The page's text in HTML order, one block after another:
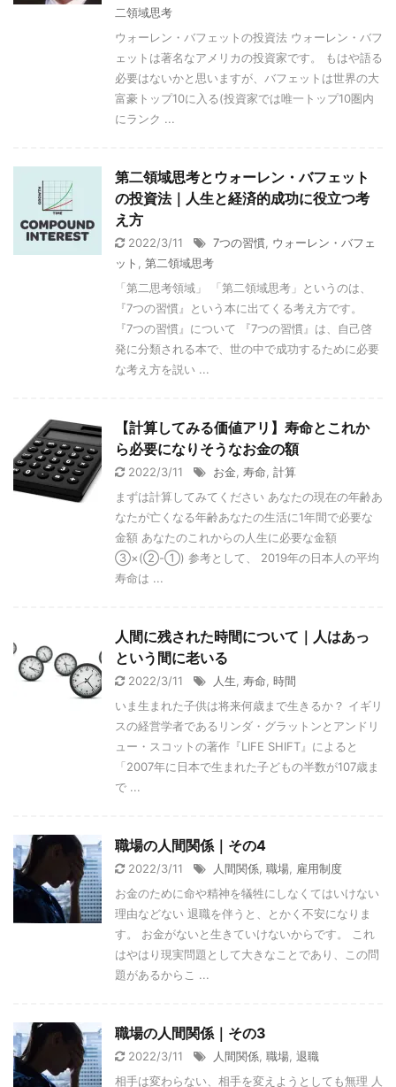
二領域思考
ウォーレン・バフェットの投資法 ウォーレン・バフ
ェットは著名なアメリカの投資家です。 もはや語る
必要はないかと思いますが、バフェットは世界の大
富豪トップ10に入る(投資家では唯一トップ10圏内
にランク ...
第二領域思考とウォーレン・バフェット
の投資法｜人生と経済的成功に役立つ考
え方
2022/3/11 7つの習慣 ウォーレン・バフェ
ット
第二領域思考
「第二思考領域」 「第二領域思考」というのは、
『7つの習慣』という本に出てくる考え方です。
『7つの習慣』について 『7つの習慣』は、自己啓
発に分類される本で、世の中で成功するために必要
な考え方を説い ...
【計算してみる価値アリ】寿命とこれか
ら必要になりそうなお金の額
2022/3/11 お金 寿命 計算
まずは計算してみてください あなたの現在の年齢あ
なたが亡くなる年齢あなたの生活に1年間で必要な
金額 あなたのこれからの人生に必要な金額
③×(②-①) 参考として、 2019年の日本人の平均
寿命は ...
人間に残された時間について｜人はあっ
という間に老いる
2022/3/11 人生 寿命 時間
いま生まれた子供は将来何歳まで生きるか？ イギリ
スの経営学者であるリンダ・グラットンとアンドリ
ュー・スコットの著作『LIFE SHIFT』によると
「2007年に日本で生まれた子どもの半数が107歳ま
で ...
職場の人間関係｜その4
2022/3/11 人間関係 職場
雇用制度
お金のために命や精神を犠牲にしなくてはいけない
理由などない 退職を伴うと、とかく不安になりま
す。 お金がないと生きていけないからです。 これ
はやはり現実問題として大きなことであり、この問
題があるからこ ...
職場の人間関係｜その3
2022/3/11 人間関係 職場 退職
相手は変わらない、相手を変えようとしても無理 人